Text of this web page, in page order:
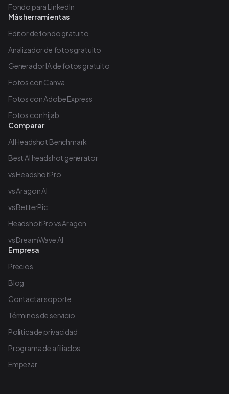
Fondo para LinkedIn
Más herramientas
Editor de fondo gratuito
Analizador de fotos gratuito
Generador IA de fotos gratuito
Fotos con Canva
Fotos con Adobe Express
Fotos con hijab
Comparar
AI Headshot Benchmark
Best AI headshot generator
vs HeadshotPro
vs Aragon AI
vs BetterPic
HeadshotPro vs Aragon
vs DreamWave AI
Empresa
Precios
Blog
Contactar soporte
Términos de servicio
Política de privacidad
Programa de afiliados
Empezar